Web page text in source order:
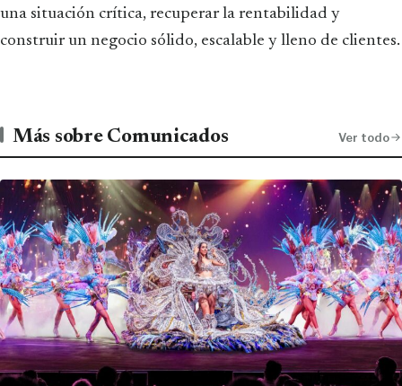
una situación crítica, recuperar la rentabilidad y
construir un negocio sólido, escalable y lleno de clientes.
Más sobre Comunicados Ver todo